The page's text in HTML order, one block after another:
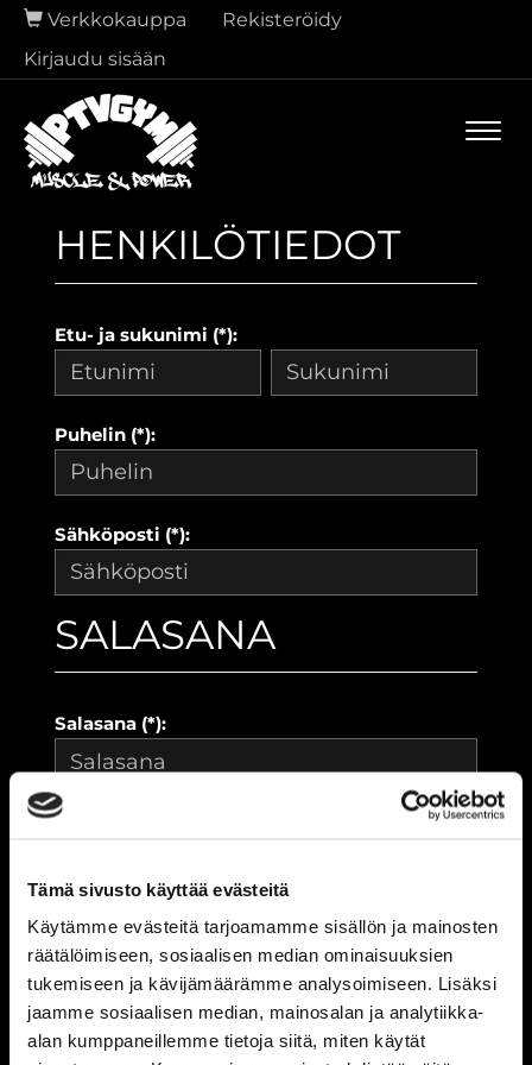
Tämä sivusto käyttää evästeitä
Käytämme evästeitä tarjoamamme sisällön ja mainosten
räätälöimiseen, sosiaalisen median ominaisuuksien
tukemiseen ja kävijämäärämme analysoimiseen. Lisäksi
jaamme sosiaalisen median, mainosalan ja analytiikka-
alan kumppaneillemme tietoja siitä, miten käytät
Verkkokauppa
Rekisteröidy
Kirjaudu sisään
HENKILÖTIEDOT
Etu- ja sukunimi (*):
Puhelin (*):
Sähköposti (*):
SALASANA
Salasana (*):
Vahvista salasana (*):
YHTEYSTIEDOT
Katuosoite (*):